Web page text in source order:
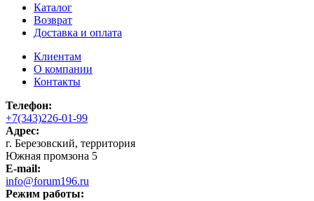
Каталог
Возврат
Доставка и оплата
Клиентам
О компании
Контакты
Телефон:
+7(343)226-01-99
Адрес:
г. Березовский, территория
Южная промзона 5
E-mail:
info@forum196.ru
Режим работы: